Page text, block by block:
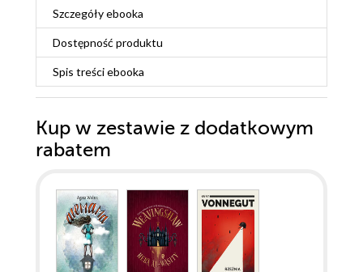
Szczegółyebooka
Dostępność produktu
Spis treściebooka
Kup w zestawie z dodatkowym
rabatem